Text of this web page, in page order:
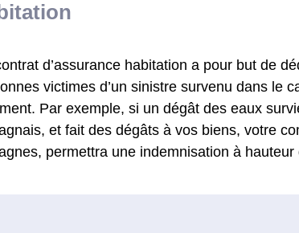
d’assurance habitation a pour but de
victimes d’un sinistre survenu dans le
Par exemple, si un dégât des eaux
et fait des dégâts à vos biens, votre
permettra une indemnisation à